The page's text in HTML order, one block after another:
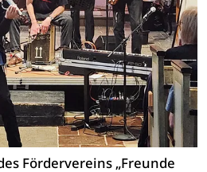
Fördervereins „Freunde